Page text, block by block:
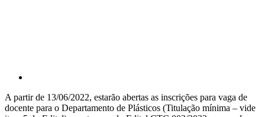
A partir de 13/06/2022, estarão abertas as inscrições para vaga de
docente para o Departamento de Plásticos (Titulação mínima – vide